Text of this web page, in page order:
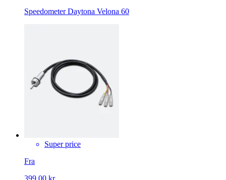
Speedometer Daytona Velona 60
Super price
Fra